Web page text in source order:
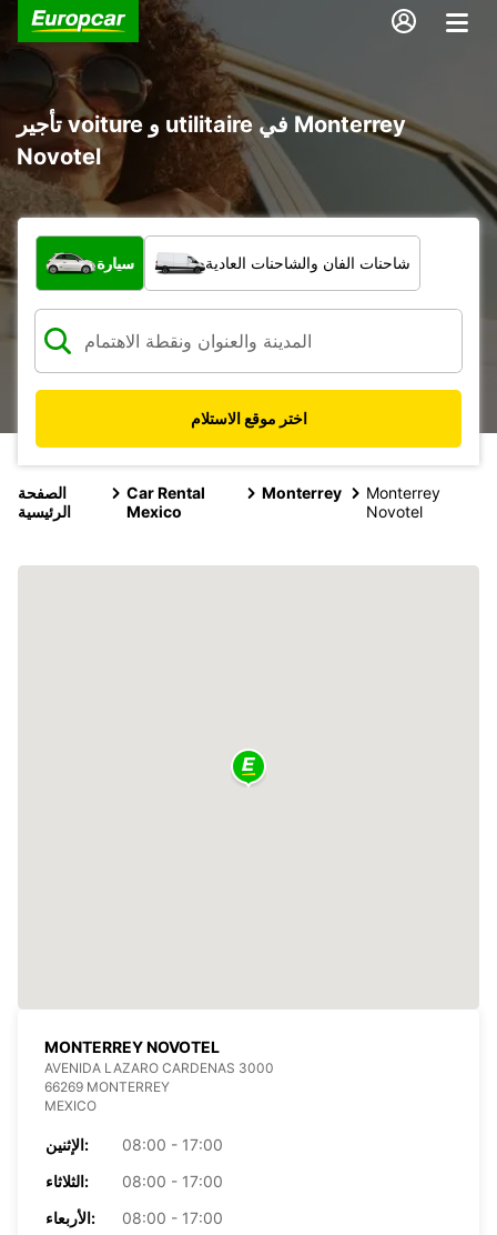
تأجير voiture و utilitaire في Monterrey
Novotel
ما نوع المركبة؟
سيارة شاحنات الفان والشاحنات العادية
اختر موقع الاستلام
الصفحة
الرئيسية
Car Rental
Mexico
Monterrey
Monterrey
Novotel
MONTERREY NOVOTEL
AVENIDA LAZARO CARDENAS 3000
66269 MONTERREY
MEXICO
الإثنين:
08:00 - 17:00
الثلاثاء:
08:00 - 17:00
الأربعاء:
08:00 - 17:00